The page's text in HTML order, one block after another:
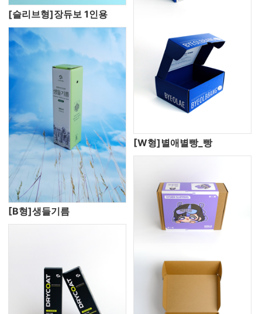
[슬리브형]장듀보 1인용
[B형]생들기름
[W형]별애별빵_빵